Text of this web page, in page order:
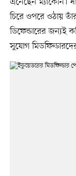
চিরে ওপরে ওঠায়
ডিফেন্ডারের জন্যই
সুযোগ